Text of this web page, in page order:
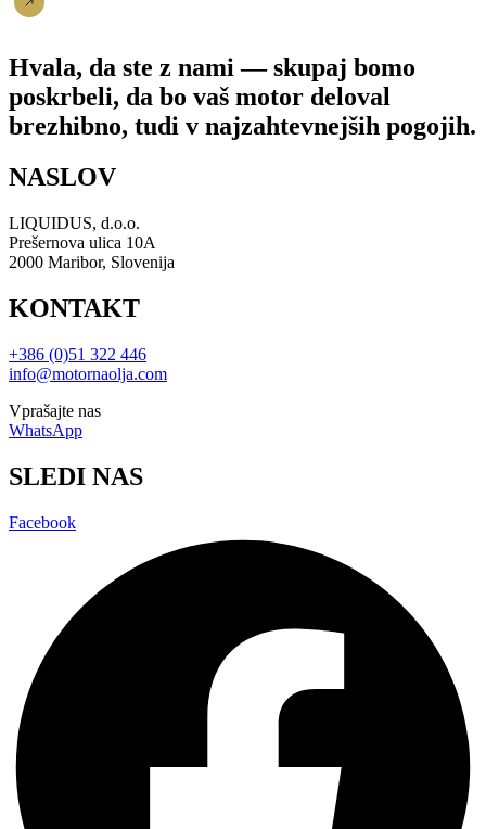
Hvala, da ste z nami — skupaj bomo
poskrbeli, da bo vaš motor deloval
brezhibno, tudi v najzahtevnejših pogojih.
NASLOV
LIQUIDUS, d.o.o.
Prešernova ulica 10A
2000 Maribor, Slovenija
KONTAKT
+386 (0)51 322 446
info@motornaolja.com
Vprašajte nas
WhatsApp
SLEDI NAS
Facebook